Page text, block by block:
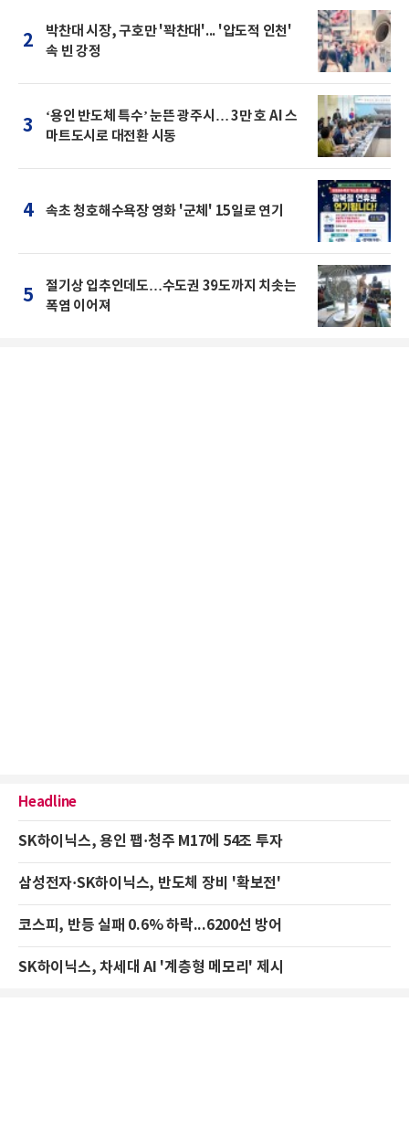
2
박찬대 시장, 구호만 '꽉찬대'... '압도적 인천'
속 빈 강정
3
‘용인 반도체 특수’ 눈뜬 광주시… 3만 호 AI 스
마트도시로 대전환 시동
4 속초 청호해수욕장 영화 '군체' 15일로 연기
5
절기상 입추인데도…수도권 39도까지 치솟는
폭염 이어져
Headline
SK하이닉스, 용인 팹·청주 M17에 54조 투자
삼성전자·SK하이닉스, 반도체 장비 '확보전'
코스피, 반등 실패 0.6% 하락...6200선 방어
SK하이닉스, 차세대 AI '계층형 메모리' 제시